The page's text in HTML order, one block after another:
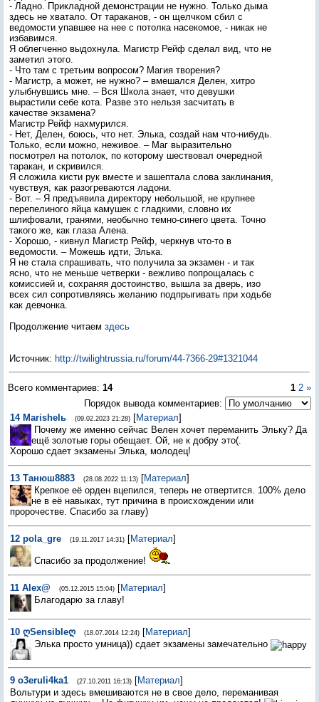
- Ладно. Прикладной демонстрации не нужно. Только дыма
здесь не хватало. От тараканов, - он щелчком сбил с
ведомости упавшее на нее с потолка насекомое, - никак не
избавимся.
Я облегченно выдохнула. Магистр Рейф сделал вид, что не
заметил этого.
- Что там с третьим вопросом? Магия творения?
- Магистр, а может, не нужно? – вмешался Делен, хитро
улыбнувшись мне. – Вся Школа знает, что девушки
вырастили себе кота. Разве это нельзя засчитать в
качестве экзамена?
Магистр Рейф нахмурился.
- Нет, Делен, боюсь, что нет. Элька, создай нам что-нибудь.
Только, если можно, неживое. – Маг выразительно
посмотрел на потолок, по которому шествовал очередной
таракан, и скривился.
Я сложила кисти рук вместе и зашептала слова заклинания,
чувствуя, как разогреваются ладони.
- Вот. – Я предъявила директору небольшой, не крупнее
перепелиного яйца камушек с гладкими, словно их
шлифовали, гранями, необычно темно-синего цвета. Точно
такого же, как глаза Алена.
- Хорошо, - кивнул Магистр Рейф, черкнув что-то в
ведомости. – Можешь идти, Элька.
Я не стала спрашивать, что получила за экзамен - и так
ясно, что не меньше четверки - вежливо попрощалась с
комиссией и, сохраняя достоинство, вышла за дверь, изо
всех сил сопротивляясь желанию подпрыгивать при ходьбе
как девчонка.
Продолжение читаем здесь
Источник: http://twilightrussia.ru/forum/44-7366-29#1321044
Всего комментариев: 14 1 2 »
Порядок вывода комментариев:
14 Marishelь (09.02.2023 21:28) [Материал]
Почему же именно сейчас Велен хочет переманить Эльку? Да
ещё золотые горы обещает. Ой, не к добру это(.
Хорошо сдает экзамены Элька, молодец!
13 Танюш8883 (28.08.2022 11:13) [Материал]
Крепкое её орден вцепился, теперь не отвертится. 100% дело
не в её навыках, тут причина в происхождении или
пророчестве. Спасибо за главу)
12 pola_gre (19.11.2017 14:31) [Материал]
Спасибо за продолжение!
11 Alex@ (05.12.2015 15:04) [Материал]
Благодарю за главу!
10 ღSensibleღ (18.07.2014 12:24) [Материал]
Элька просто умница)) сдает экзамены замечательно
9 o3eruli4ka1 (27.10.2011 16:13) [Материал]
Вольтури и здесь вмешиваются не в свое дело, переманивая